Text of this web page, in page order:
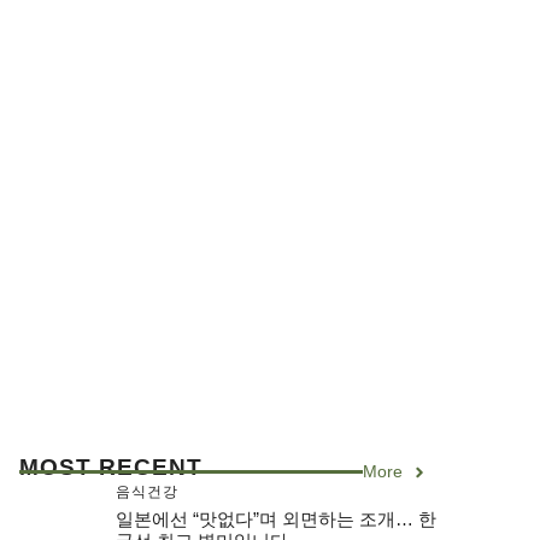
MOST RECENT More
음식건강
일본에선 “맛없다”며 외면하는 조개… 한